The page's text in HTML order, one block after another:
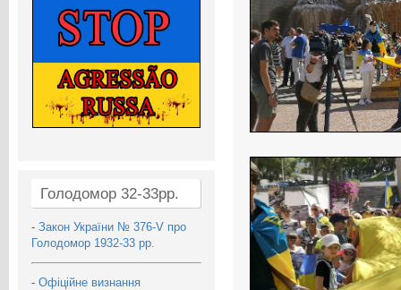
Голодомор 32-33рр.
- Закон України № 376-V про
Голодомор 1932-33 рр.
- Офіційне визнання